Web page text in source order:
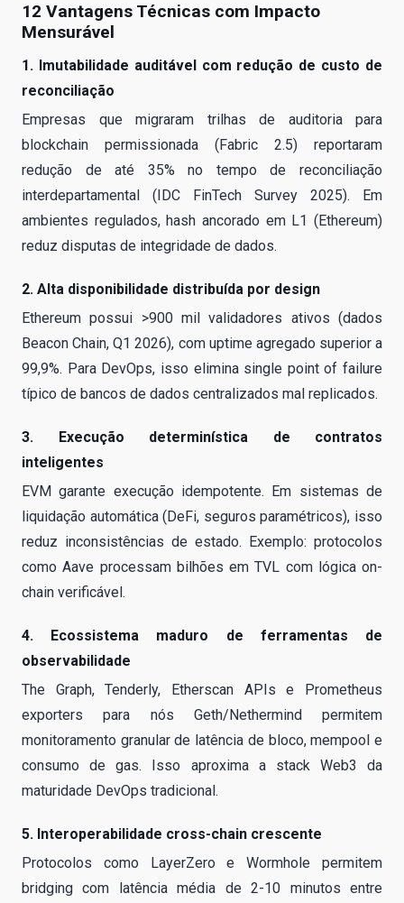
12 Vantagens Técnicas com Impacto
Mensurável
1. Imutabilidade auditável com redução de custo de
reconciliação
Empresas que migraram trilhas de auditoria para
blockchain permissionada (Fabric 2.5) reportaram
redução de até 35% no tempo de reconciliação
interdepartamental (IDC FinTech Survey 2025). Em
ambientes regulados, hash ancorado em L1 (Ethereum)
reduz disputas de integridade de dados.
2. Alta disponibilidade distribuída por design
Ethereum possui >900 mil validadores ativos (dados
Beacon Chain, Q1 2026), com uptime agregado superior a
99,9%. Para DevOps, isso elimina single point of failure
típico de bancos de dados centralizados mal replicados.
3. Execução determinística de contratos
inteligentes
EVM garante execução idempotente. Em sistemas de
liquidação automática (DeFi, seguros paramétricos), isso
reduz inconsistências de estado. Exemplo: protocolos
como Aave processam bilhões em TVL com lógica on-
chain verificável.
4. Ecossistema maduro de ferramentas de
observabilidade
The Graph, Tenderly, Etherscan APIs e Prometheus
exporters para nós Geth/Nethermind permitem
monitoramento granular de latência de bloco, mempool e
consumo de gas. Isso aproxima a stack Web3 da
maturidade DevOps tradicional.
5. Interoperabilidade cross-chain crescente
Protocolos como LayerZero e Wormhole permitem
bridging com latência média de 2-10 minutos entre